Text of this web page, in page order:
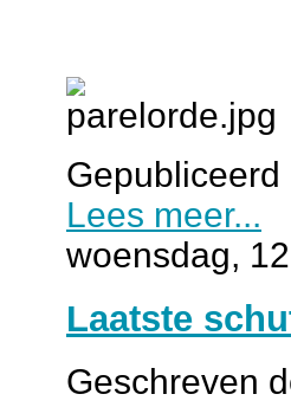
Gepubliceerd
Lees meer...
woensdag,
Laatste
Geschreven